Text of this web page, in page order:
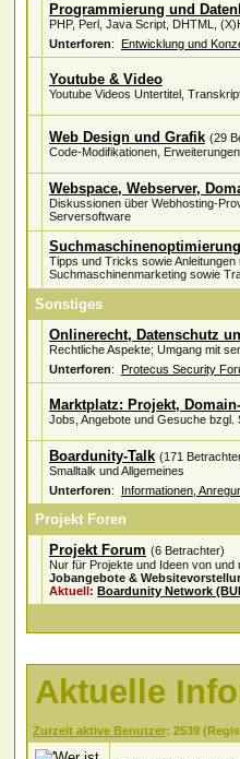
Programmierung und
PHP, Perl, Java Script, DHTML,
Unterforen: Entwicklung und
Youtube & Video
Youtube Videos Untertitel,
Web Design und Grafik (29
Code-Modifikationen,
Webspace, Webserver,
Diskussionen über Webhosting-
Serversoftware
Tipps und Tricks sowie
Suchmaschinenmarketing sowie
Sonstiges
Onlinerecht, Datenschutz
Rechtliche Aspekte; Umgang mit
Unterforen: Protecus Security
Marktplatz: Projekt,
Jobs, Angebote und Gesuche bzgl.
Boardunity-Talk (171
Smalltalk und Allgemeines
Unterforen: Informationen,
Projekt Foren
Projekt Forum (6 Betrachter)
Nur für Projekte und Ideen von und
Jobangebote &
Aktuell: Boardunity Network
Aktuelle
Zurzeit aktive Benutzer: 2539